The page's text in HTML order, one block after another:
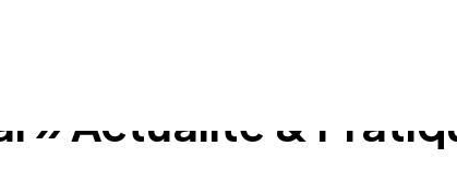
» Actualité &